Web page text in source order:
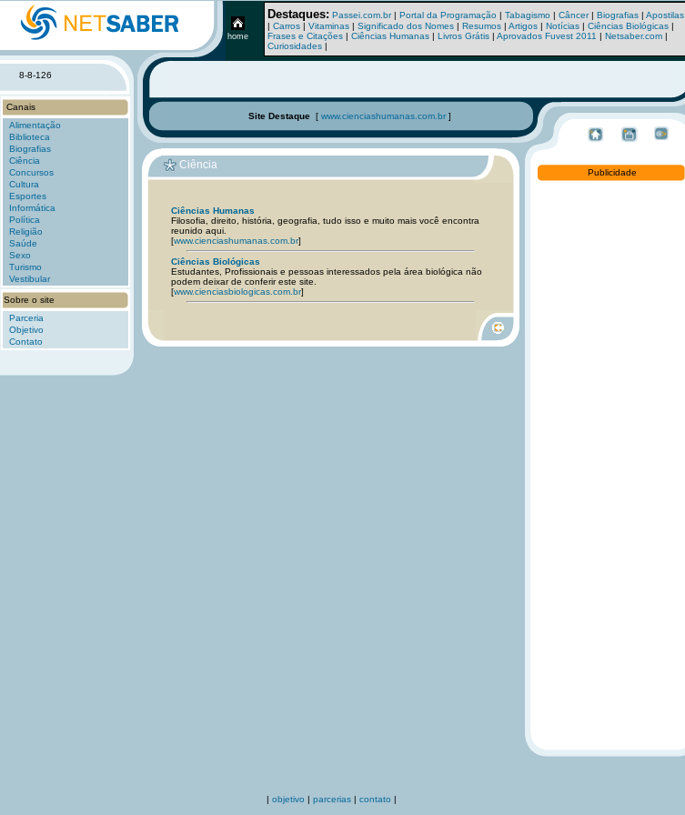
home
Destaques: Passei.com.br| Portal da Programação | Tabagismo | Câncer| Biografias | Apostilas
| Carros | Vitaminas | Significado dos Nomes | Resumos | Artigos | Notícias | Ciências Biológicas |
Frases e Citações | Ciências Humanas | Livros Grátis | Aprovados Fuvest 2011 | Netsaber.com |
Curiosidades |
8-8-126
Canais
Alimentação
Biblioteca
Biografias
Ciência
Concursos
Cultura
Esportes
Informática
Política
Religião
Saúde
Sexo
Turismo
Vestibular
Sobre o site
Parceria
Objetivo
Contato
Site Destaque[ www.cienciashumanas.com.br]
Ciência
Ciências Humanas
Filosofia, direito, história, geografia, tudo isso e muito mais você encontra
reunido aqui.
[www.cienciashumanas.com.br]
Ciências Biológicas
Estudantes, Profissionais e pessoas interessados pela área biológica não
podem deixar de conferir este site.
[www.cienciasbiologicas.com.br]
Publicidade
| objetivo | parcerias | contato |